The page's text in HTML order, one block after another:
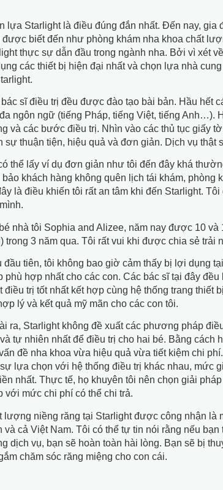
lựa Starlight là điều đúng đắn nhất. Đến nay,
được biết đến như phòng khám nha khoa chất
thực sự dẫn đầu trong ngành nha. Bởi vì xét
các thiết bị hiện đại nhất và chọn lựa nhà
sĩ điều trị đều được đào tạo bài bản. Hầu hết
ngôn ngữ (tiếng Pháp, tiếng Việt, tiếng Anh…).
và các bước điều trị. Nhìn vào các thủ tục giấy
sự thuận tiện, hiệu quả và đơn giản. Dịch vụ thật
thể lấy ví dụ đơn giản như tôi đến đây khá
bảo khách hàng không quên lịch tái khám,
là điều khiến tôi rất an tâm khi đến Starlight.
nhà tôi Sophia and Alizee, năm nay được 10
trong 3 năm qua. Tôi rất vui khi được chia sẻ trải
đầu tiên, tôi không bao giờ cảm thấy bị lợi dụng
phù hợp nhất cho các con. Các bác sĩ tại đây
điều trị tốt nhất kết hợp cùng hệ thống trang thiết
lý và kết quả mỹ mãn cho các con tôi.
ra, Starlight không đề xuất các phương pháp
tự nhiên nhất để điều trị cho hai bé. Bằng cách
đề nha khoa vừa hiệu quả vừa tiết kiệm chi
lựa chọn với hệ thống điều trị khác nhau, mức
nhất. Thực tế, họ khuyên tôi nên chọn giải
với mức chi phí có thể chi trả.
lượng niềng răng tại Starlight được công nhận là
và cả Việt Nam. Tôi có thể tự tin nói rằng nếu
dịch vụ, bạn sẽ hoàn toàn hài lòng. Bạn sẽ bị
chăm sóc răng miệng cho con cái.